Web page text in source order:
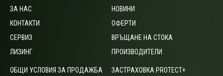
ЗА НАС
КОНТАКТИ
СЕРВИЗ
ЛИЗИНГ
НОВИНИ
ОФЕРТИ
ВРЪЩАНЕ НА СТОКА
ПРОИЗВОДИТЕЛИ
ОБЩИ УСЛОВИЯ ЗА ПРОДАЖБА
ЗАСТРАХОВКА PROTECT+